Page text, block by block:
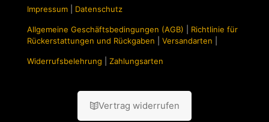
Impressum Datenschutz
Allgemeine Geschäftsbedingungen (AGB)
Richtlinie für
Rückerstattungen und Rückgaben
Versandarten
Widerrufsbelehrung Zahlungsarten
Vertrag widerrufen